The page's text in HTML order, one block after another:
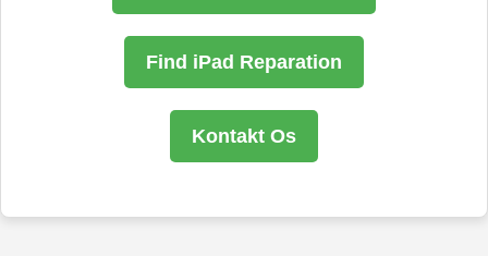
Find iPad Reparation
Kontakt Os